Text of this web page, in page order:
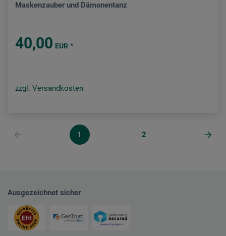
Maskenzauber und Dämonentanz
40,00 EUR *
zzgl. Versandkosten
1 2
Ausgezeichnet sicher